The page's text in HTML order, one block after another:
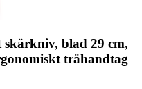
blad 29 cm,
trähandtag